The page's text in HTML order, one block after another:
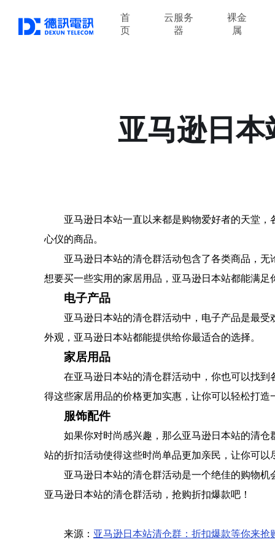
首
页
云服务
器
裸金
属
亚马逊日本
亚马逊日本站一直以来都是购物爱好者的天堂
心仪的商品。
亚马逊日本站的清仓群活动包含了各类商品，
想要买一些实用的家居用品，亚马逊日本站都能满足
电子产品
亚马逊日本站的清仓群活动中，电子产品是最
外观，亚马逊日本站都能提供给你最适合的选择。
家居用品
在亚马逊日本站的清仓群活动中，你也可以找
得这些家居用品的价格更加实惠，让你可以轻松打造
服饰配件
如果你对时尚感兴趣，那么亚马逊日本站的清
站的折扣活动使得这些时尚单品更加亲民，让你可以
亚马逊日本站的清仓群活动是一个绝佳的购物
亚马逊日本站的清仓群活动，抢购折扣爆款吧！
来源： 亚马逊日本站清仓群：折扣爆款等你来抢